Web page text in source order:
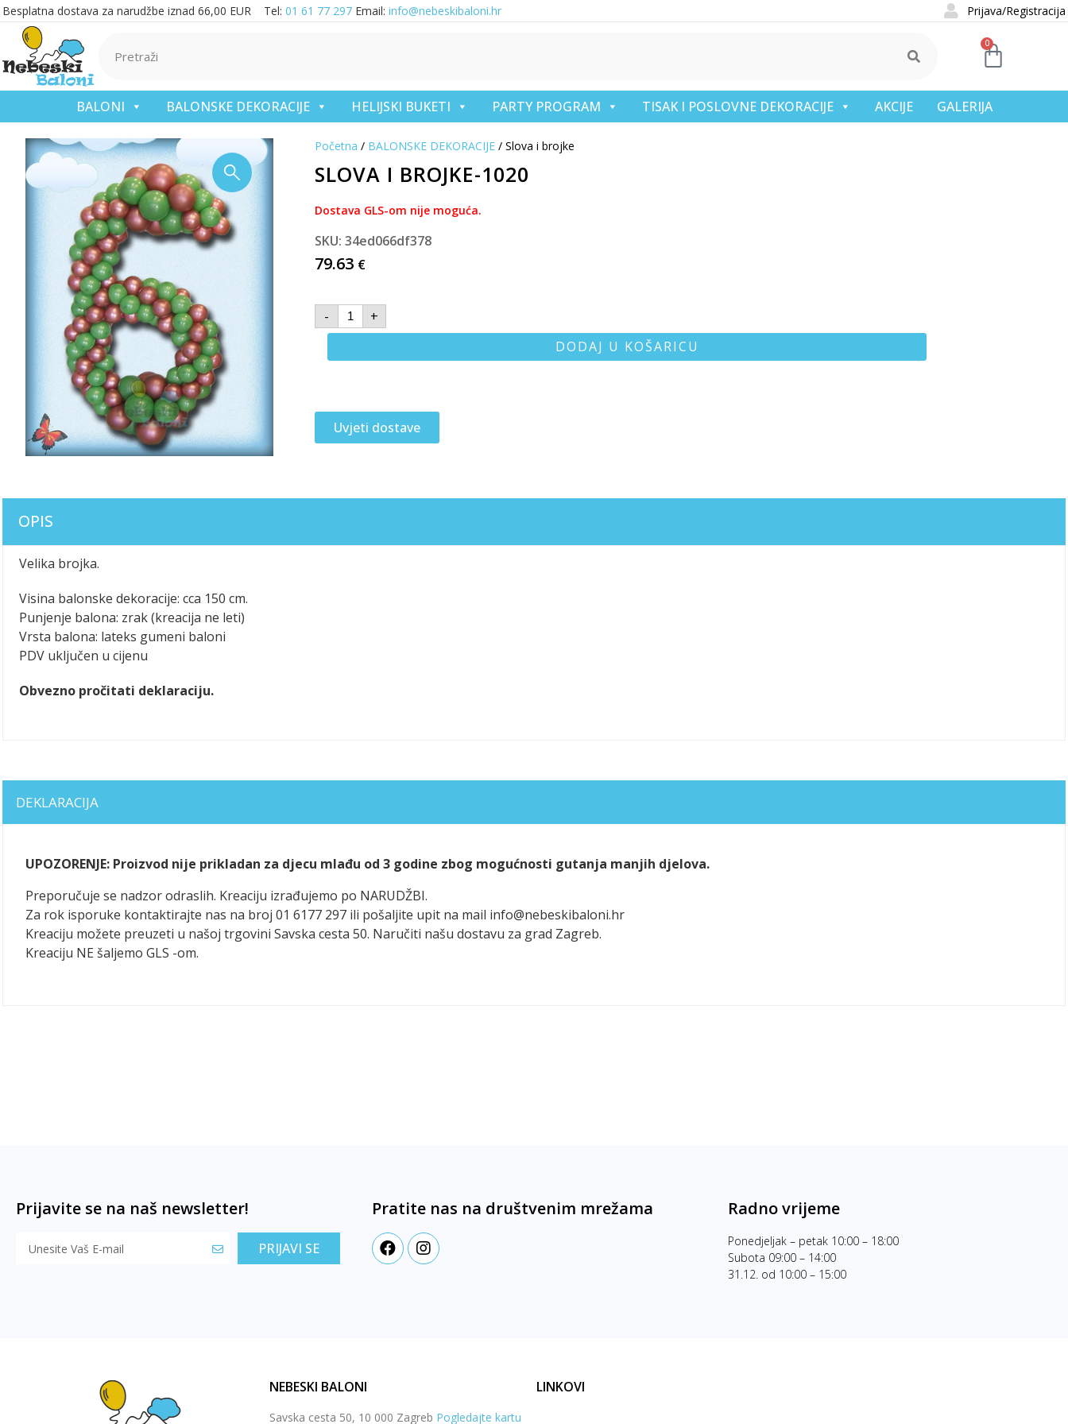
Besplatna dostava za narudžbe iznad 66,00 EUR Tel: 01 61 77 297 Email: info@nebeskibaloni.hr Prijava/Registracija
0
BALONI BALONSKE DEKORACIJE HELIJSKI BUKETI PARTY PROGRAM TISAK I POSLOVNE DEKORACIJE AKCIJE GALERIJA
Početna / BALONSKE DEKORACIJE/ Slova i brojke
SLOVA I BROJKE-1020
Dostava GLS-om nije moguća.
SKU: 34ed066df378
79.63 €
-
+
DODAJ U KOŠARICU
Uvjeti dostave
OPIS
Velika brojka.
Visina balonske dekoracije: cca 150 cm.
Punjenje balona: zrak (kreacija ne leti)
Vrsta balona: lateks gumeni baloni
PDV uključen u cijenu
Obvezno pročitati deklaraciju.
DEKLARACIJA
UPOZORENJE: Proizvod nije prikladan za djecu mlađu od 3 godine zbog mogućnosti gutanja manjih djelova.
Preporučuje se nadzor odraslih. Kreaciju izrađujemo po NARUDŽBI.
Za rok isporuke kontaktirajte nas na broj 01 6177 297 ili pošaljite upit na mail info@nebeskibaloni.hr
Kreaciju možete preuzeti u našoj trgovini Savska cesta 50. Naručiti našu dostavu za grad Zagreb.
Kreaciju NE šaljemo GLS -om.
Prijavite se na naš newsletter!
PRIJAVI SE
Pratite nas na društvenim mrežama Radno vrijeme
Ponedjeljak – petak 10:00 – 18:00
Subota 09:00 – 14:00
31.12. od 10:00 – 15:00
NEBESKI BALONI
Savska cesta 50, 10 000 Zagreb Pogledajte kartu
LINKOVI